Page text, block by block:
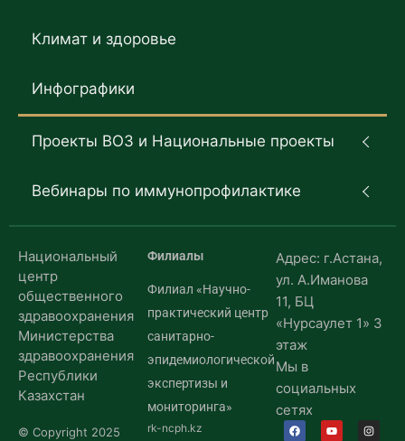
Климат и здоровье
Инфографики
Проекты ВОЗ и Национальные проекты
Вебинары по иммунопрофилактике
Национальный
центр
общественного
здравоохранения
Министерства
здравоохранения
Республики
Казахстан
© Copyright 2025
Филиалы
Филиал «Научно-
практический центр
санитарно-
эпидемиологической
экспертизы и
мониторинга»
rk-ncph.kz
Адрес: г.Астана,
ул. А.Иманова
11, БЦ
«Нурсаулет 1» 3
этаж
Мы в
социальных
сетях